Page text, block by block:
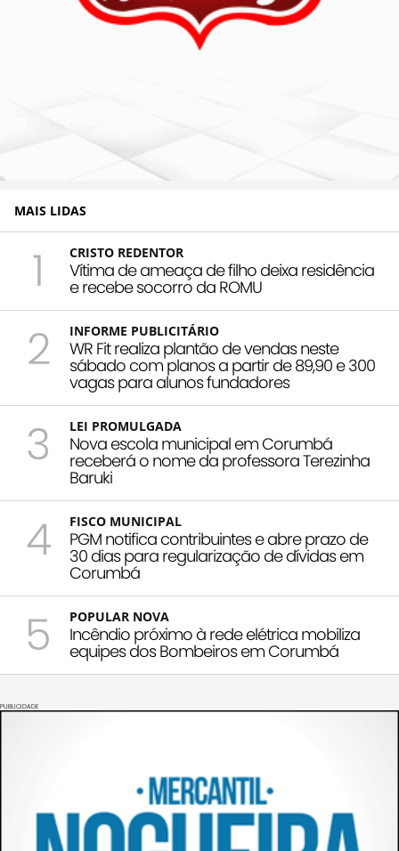
MAIS LIDAS
1 CRISTO REDENTOR
Vítima de ameaça de filho deixa residência
e recebe socorro da ROMU
2 INFORME PUBLICITÁRIO
WR Fit realiza plantão de vendas neste
sábado com planos a partir de 89,90 e 300
vagas para alunos fundadores
3 LEI PROMULGADA
Nova escola municipal em Corumbá
receberá o nome da professora Terezinha
Baruki
4 FISCO MUNICIPAL
PGM notifica contribuintes e abre prazo de
30 dias para regularização de dívidas em
Corumbá
5 POPULAR NOVA
Incêndio próximo à rede elétrica mobiliza
equipes dos Bombeiros em Corumbá
PUBLICIDADE